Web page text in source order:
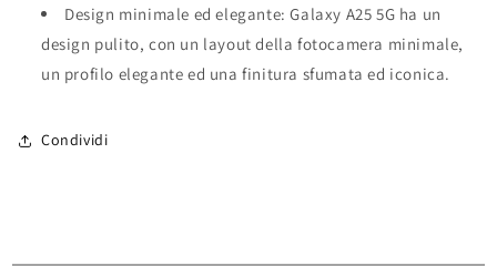
Design minimale ed elegante: Galaxy A25 5G ha un
design pulito, con un layout della fotocamera minimale,
un profilo elegante ed una finitura sfumata ed iconica.
Condividi